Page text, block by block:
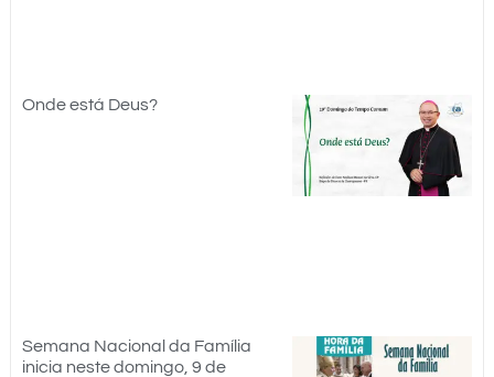
Onde está Deus?
Semana Nacional da Família
inicia neste domingo, 9 de